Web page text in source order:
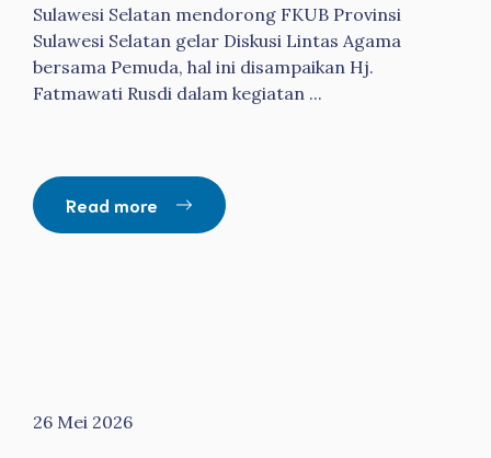
Sulawesi Selatan mendorong FKUB Provinsi
Sulawesi Selatan gelar Diskusi Lintas Agama
bersama Pemuda, hal ini disampaikan Hj.
Fatmawati Rusdi dalam kegiatan ...
Read more
26 Mei 2026